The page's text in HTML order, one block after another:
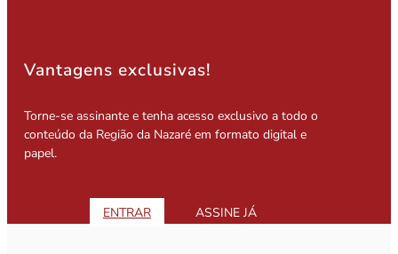
Vantagens exclusivas!
Torne-se assinante e tenha acesso exclusivo a todo o
conteúdo da Região da Nazaré em formato digital e
papel.
ENTRAR ASSINE JÁ